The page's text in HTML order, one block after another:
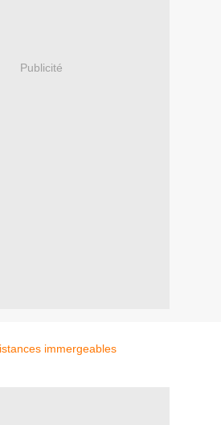
Publicité